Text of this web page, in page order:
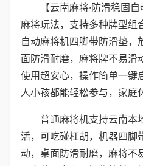
【云南麻将·防滑稳固
麻将玩法，支持多种牌型组
自动麻将机四脚带防滑垫，
面防滑耐磨，麻将牌不易滑
使用超安心，操作简单一键
人小孩都能轻松参与，家庭
普通麻将机支持云南本
活，可吃碰杠胡，机器四脚
动，桌面防滑耐磨，麻将不